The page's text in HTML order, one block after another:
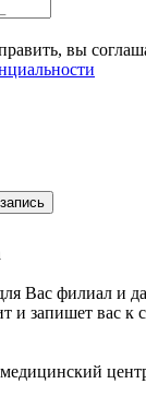
вы
Вас филиал и
и запишет вас к